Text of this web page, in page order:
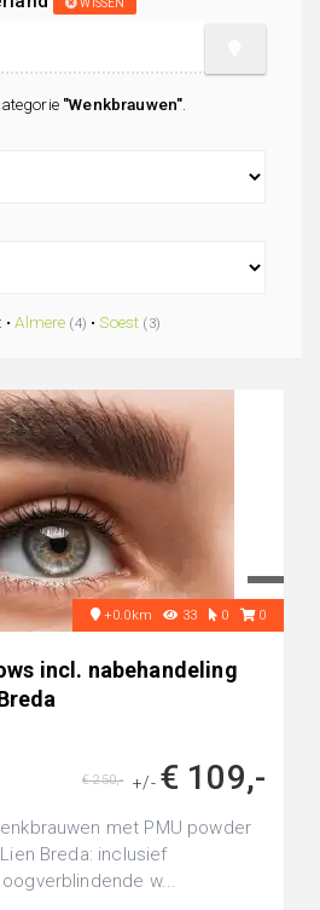
"Wenkbrauwen"
•Almere (4) •Soest (3)
+0.0km 33 0 0
incl. nabehandeling
+/- € 109,-
€ 250,-
met PMU powder
Breda: inclusief
w...